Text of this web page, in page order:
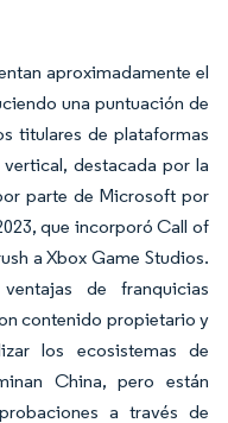
aproximadamente el
una puntuación de
titulares de plataformas
destacada por la
parte de Microsoft por
que incorporó Call of
a Xbox Game Studios.
de franquicias
contenido propietario y
los ecosistemas de
China, pero están
a través de